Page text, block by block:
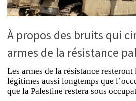
À propos des bruits qui
armes de la résistance
Les armes de la résistance
légitimes aussi longtemps que
que la Palestine restera sous